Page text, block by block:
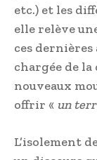
etc.) et les
elle relève
ces dernières
chargée de la
nouveaux
offrir « un
L’isolement